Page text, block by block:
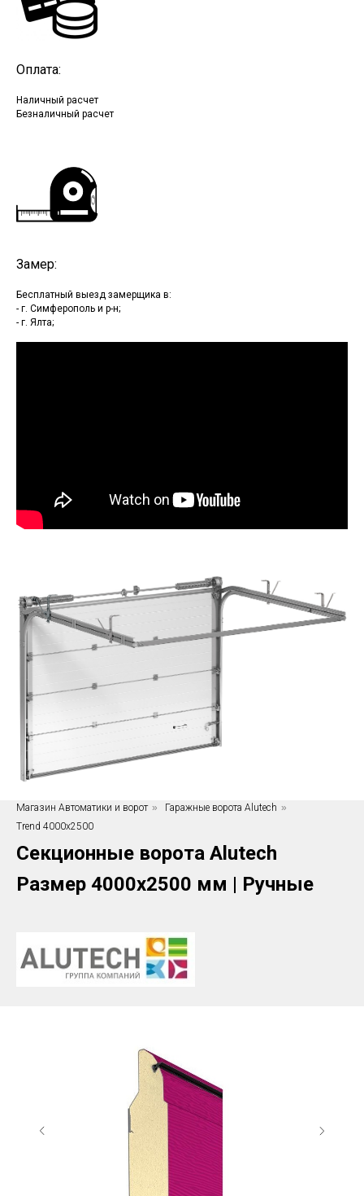
Оплата:
Наличный расчет
Безналичный расчет
Замер:
Бесплатный выезд замерщика в:
- г. Симферополь и р-н;
- г. Ялта;
Магазин Автоматики и ворот » Гаражные ворота Alutech »
Trend 4000х2500
Секционные ворота Alutech
Размер 4000х2500 мм | Ручные